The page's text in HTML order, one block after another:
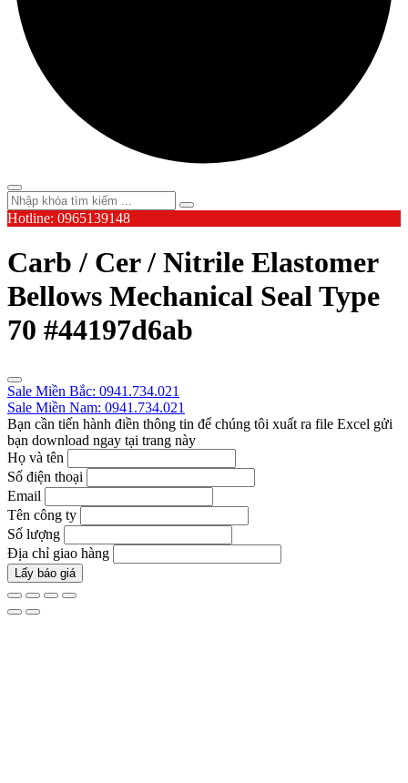
Hotline: 0965139148
Carb / Cer / Nitrile Elastomer
Bellows Mechanical Seal Type
70 #44197d6ab
Sale Miền Bắc: 0941.734.021
Sale Miền Nam: 0941.734.021
Bạn cần tiến hành điền thông tin để chúng tôi xuất ra file Excel gửi
bạn download ngay tại trang này
Họ và tên
Số điện thoại
Email
Tên công ty
Số lượng
Địa chỉ giao hàng